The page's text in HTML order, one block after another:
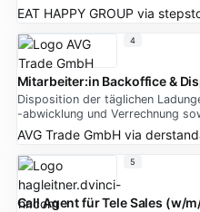
EAT HAPPY GROUP via
Mitarbeiter:in Backoffice &
Disposition der täglichen
-abwicklung und Verrechnung
AVG Trade GmbHvia
4
Call Agent für Tele Sales (w/
5